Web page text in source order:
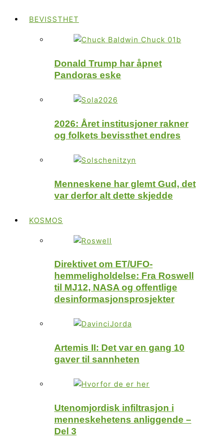
BEVISSTHET
Donald Trump har åpnet
Pandoras eske
2026: Året institusjoner rakner
og folkets bevissthet endres
Menneskene har glemt Gud, det
var derfor alt dette skjedde
KOSMOS
Direktivet om ET/UFO-
hemmeligholdelse: Fra Roswell
til MJ12, NASA og offentlige
desinformasjonsprosjekter
Artemis II: Det var en gang 10
gaver til sannheten
Utenomjordisk infiltrasjon i
menneskehetens anliggende –
Del 3